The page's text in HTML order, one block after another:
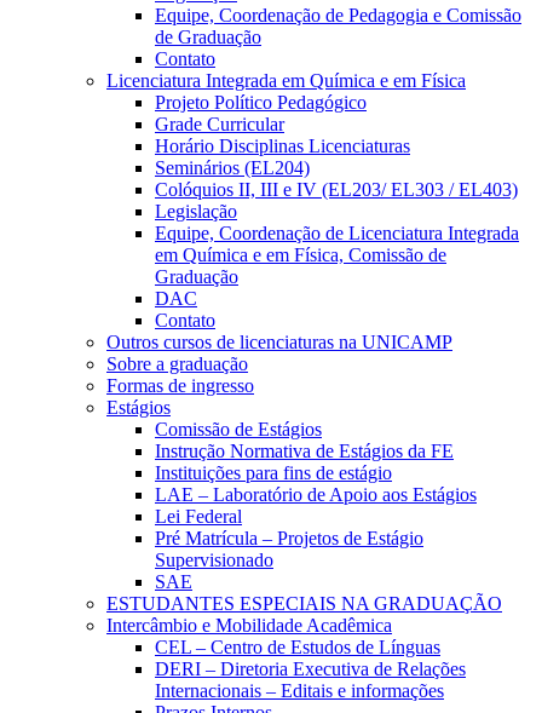
Equipe, Coordenação de Pedagogia e Comissão
de Graduação
Contato
Licenciatura Integrada em Química e em Física
Projeto Político Pedagógico
Grade Curricular
Horário Disciplinas Licenciaturas
Seminários (EL204)
Colóquios II, III e IV (EL203/ EL303 / EL403)
Legislação
Equipe, Coordenação de Licenciatura Integrada
em Química e em Física, Comissão de
Graduação
DAC
Contato
Outros cursos de licenciaturas na UNICAMP
Sobre a graduação
Formas de ingresso
Estágios
Comissão de Estágios
Instrução Normativa de Estágios da FE
Instituições para fins de estágio
LAE – Laboratório de Apoio aos Estágios
Lei Federal
Pré Matrícula – Projetos de Estágio
Supervisionado
SAE
ESTUDANTES ESPECIAIS NA GRADUAÇÃO
Intercâmbio e Mobilidade Acadêmica
CEL – Centro de Estudos de Línguas
DERI – Diretoria Executiva de Relações
Internacionais – Editais e informações